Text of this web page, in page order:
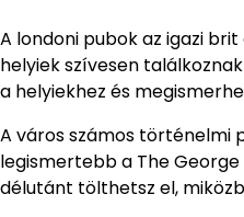
A londoni pubok az igazi
helyiek szívesen
a helyiekhez és
A város számos történelmi
legismertebb a The
délutánt tölthetsz el,